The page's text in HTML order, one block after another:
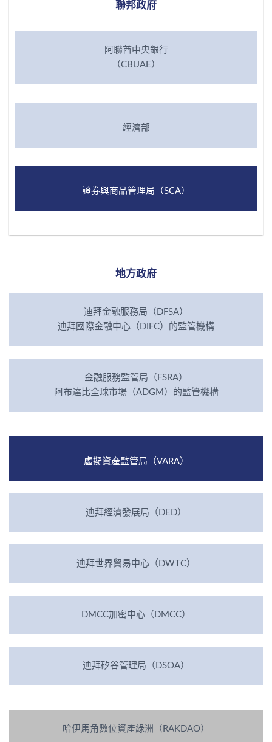
聯邦政府
阿聯酋中央銀行
（CBUAE）
經濟部
證券與商品管理局（SCA）
地方政府
迪拜金融服務局（DFSA）
迪拜國際金融中心（DIFC）的監管機構
金融服務監管局（FSRA）
阿布達比全球市場（ADGM）的監管機構
虛擬資產監管局（VARA）
迪拜經濟發展局（DED）
迪拜世界貿易中心（DWTC）
DMCC加密中心（DMCC）
迪拜矽谷管理局（DSOA）
哈伊馬角數位資產綠洲（RAKDAO）